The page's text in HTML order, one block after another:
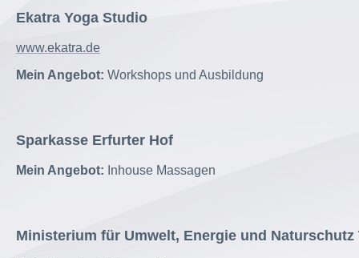
Ekatra Yoga Studio
www.ekatra.de
Mein Angebot: Workshops und Ausbildung
Sparkasse Erfurter Hof
Mein Angebot: Inhouse Massagen
Ministerium für Umwelt, Energie und Naturschutz